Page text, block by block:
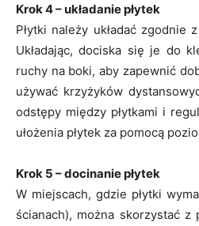
Krok 4 – układanie płytek
Płytki należy układać zgodnie
Układając, dociska się je do
ruchy na boki, aby zapewnić
używać krzyżyków
odstępy między płytkami i
ułożenia płytek za pomocą
Krok 5 – docinanie płytek
W miejscach, gdzie płytki
ścianach), można skorzystać z